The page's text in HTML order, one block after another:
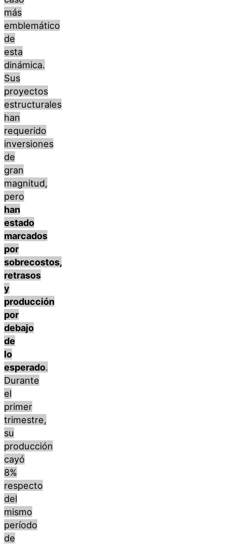
más
emblemático
de
esta
dinámica.
Sus
proyectos
estructurales
han
requerido
inversiones
de
gran
magnitud,
pero
han
estado
marcados
por
sobrecostos,
retrasos
y
producción
por
debajo
de
lo
esperado.
Durante
el
primer
trimestre,
su
producción
cayó
8%
respecto
del
mismo
período
de